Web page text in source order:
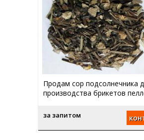
Продам сор подсолнечника
производства брикетов
за запитом